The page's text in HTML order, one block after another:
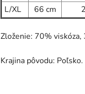
L/XL
66 cm
Zloženie: 70%
Krajina pôvodu: Poľsko.